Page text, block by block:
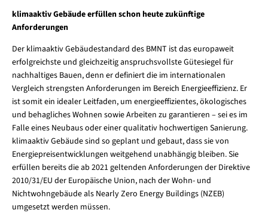
klimaaktiv Gebäude erfüllen schon heute zukünftige
Anforderungen
Der klimaaktiv Gebäudestandard des BMNT ist das europaweit
erfolgreichste und gleichzeitig anspruchsvollste Gütesiegel für
nachhaltiges Bauen, denn er definiert die im internationalen
Vergleich strengsten Anforderungen im Bereich Energieeffizienz. Er
ist somit ein idealer Leitfaden, um energieeffizientes, ökologisches
und behagliches Wohnen sowie Arbeiten zu garantieren – sei es im
Falle eines Neubaus oder einer qualitativ hochwertigen Sanierung.
klimaaktiv Gebäude sind so geplant und gebaut, dass sie von
Energiepreisentwicklungen weitgehend unabhängig bleiben. Sie
erfüllen bereits die ab 2021 geltenden Anforderungen der Direktive
2010/31/EU der Europäische Union, nach der Wohn- und
Nichtwohngebäude als Nearly Zero Energy Buildings (NZEB)
umgesetzt werden müssen.